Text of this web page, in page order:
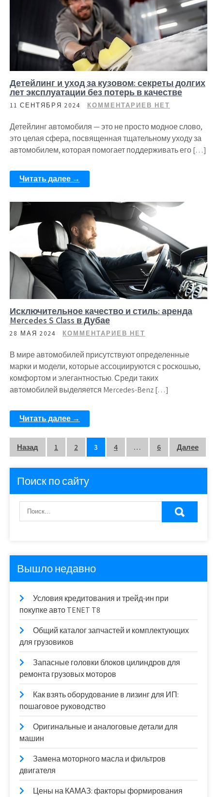
Детейлинг и уход за кузовом: секреты долгих
лет эксплуатации без потерь в качестве
11 СЕНТЯБРЯ 2024 КОММЕНТАРИЕВ НЕТ
Детейлинг автомобиля — это не просто модное слово,
это целая сфера, посвященная тщательному уходу за
автомобилем, которая помогает поддерживать его […]
Читать далее →
Исключительное качество и стиль: аренда
Mercedes S Class в Дубае
28 МАЯ 2024 КОММЕНТАРИЕВ НЕТ
В мире автомобилей присутствуют определенные
марки и модели, которые ассоциируются с роскошью,
комфортом и элегантностью. Среди таких
автомобилей выделяется Mercedes-Benz […]
Читать далее →
Пагинация
записей
Назад 1 2 3 4 … 6 Далее
Поиск по сайту
Вышло недавно
Условия кредитования и трейд-ин при
покупке авто TENET T8
Общий каталог запчастей и комплектующих
для грузовиков
Запасные головки блоков цилиндров для
ремонта грузовых моторов
Как взять оборудование в лизинг для ИП:
пошаговое руководство
Оригинальные и аналоговые детали для
машин
Замена моторного масла и фильтров
двигателя
Цены на КАМАЗ: факторы формирования